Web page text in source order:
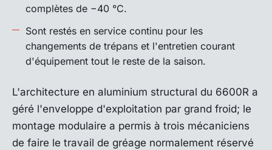
complètes de −40 °C.
Sont restés en service continu pour les
changements de trépans et l'entretien courant
d'équipement tout le reste de la saison.
L'architecture en aluminium structural du 6600R a
géré l'enveloppe d'exploitation par grand froid; le
montage modulaire a permis à trois mécaniciens
de faire le travail de gréage normalement réservé